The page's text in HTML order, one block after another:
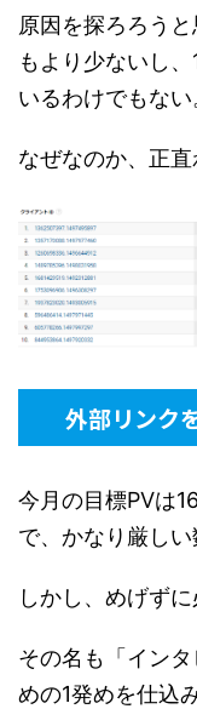
原因を探ろろう
もより少ないし
いるわけでもない
なぜなのか、正
外部リンク
今月の目標PVは
で、かなり厳しい
しかし、めげずに
その名も「イン
めの1発めを仕込